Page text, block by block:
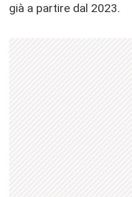
già a partire dal 2023.